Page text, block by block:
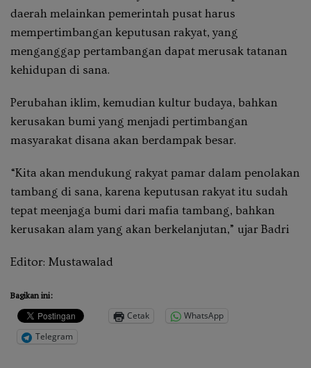
daerah melainkan pemerintah pusat harus
mempertimbangan keputusan rakyat, yang
menganggap pertambangan dapat merusak tatanan
kehidupan di sana.
Perubahan iklim, kemudian kultur budaya, bahkan
kerusakan bumi yang menjadi pertimbangan
masyarakat disana akan berdampak besar.
“Kita akan mendukung rakyat pamar dalam penolakan
tambang di sana, karena keputusan rakyat itu sudah
tepat meenjaga bumi dari mafia tambang, bahkan
kerusakan alam yang akan berkelanjutan,” ujar Badri
Editor: Mustawalad
Bagikan ini:
Cetak
WhatsApp
Telegram